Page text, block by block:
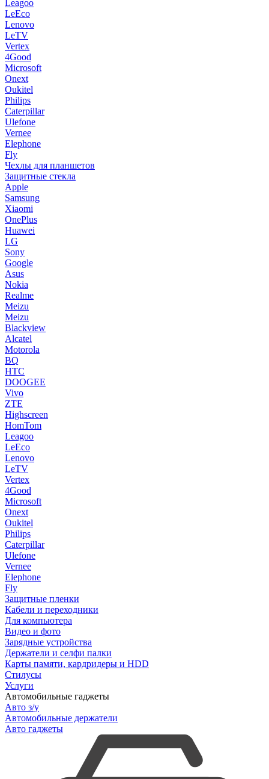
Leagoo
LeEco
Lenovo
LeTV
Vertex
4Good
Microsoft
Onext
Oukitel
Philips
Caterpillar
Ulefone
Vernee
Elephone
Fly
Чехлы для планшетов
Защитные стекла
Apple
Samsung
Xiaomi
OnePlus
Huawei
LG
Sony
Google
Asus
Nokia
Realme
Meizu
Meizu
Blackview
Alcatel
Motorola
BQ
HTC
DOOGEE
Vivo
ZTE
Highscreen
HomTom
Leagoo
LeEco
Lenovo
LeTV
Vertex
4Good
Microsoft
Onext
Oukitel
Philips
Caterpillar
Ulefone
Vernee
Elephone
Fly
Защитные пленки
Кабели и переходники
Для компьютера
Видео и фото
Зарядные устройства
Держатели и селфи палки
Карты памяти, кардридеры и HDD
Стилусы
Услуги
Автомобильные гаджеты
Авто з/у
Автомобильные держатели
Авто гаджеты